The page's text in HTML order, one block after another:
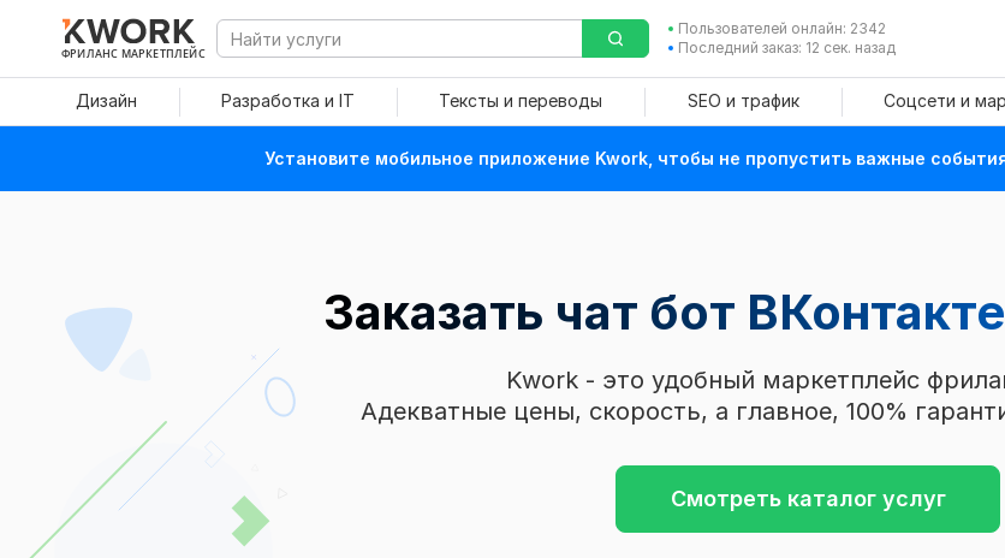
ФРИЛАНС МАРКЕТПЛЕЙС
Пользователей онлайн: 2342
Последний заказ: 12 сек. назад
Дизайн Разработка и IT Тексты и переводы SEO и трафик Соцсети и
Установите мобильное приложение Kwork, чтобы не пропустить важные
Заказать чат бот ВКонтакте
Kwork - это удобный маркетплейс
Адекватные цены, скорость, а главное, 100%
Смотреть каталог услуг